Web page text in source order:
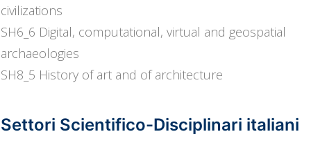
civilizations
SH6_6 Digital, computational, virtual and geospatial
archaeologies
SH8_5 History of art and of architecture
Settori Scientifico-Disciplinari italiani